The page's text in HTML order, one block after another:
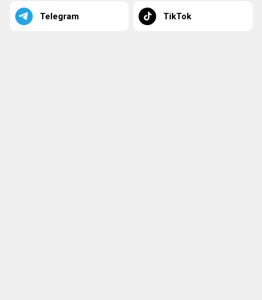
Telegram TikTok